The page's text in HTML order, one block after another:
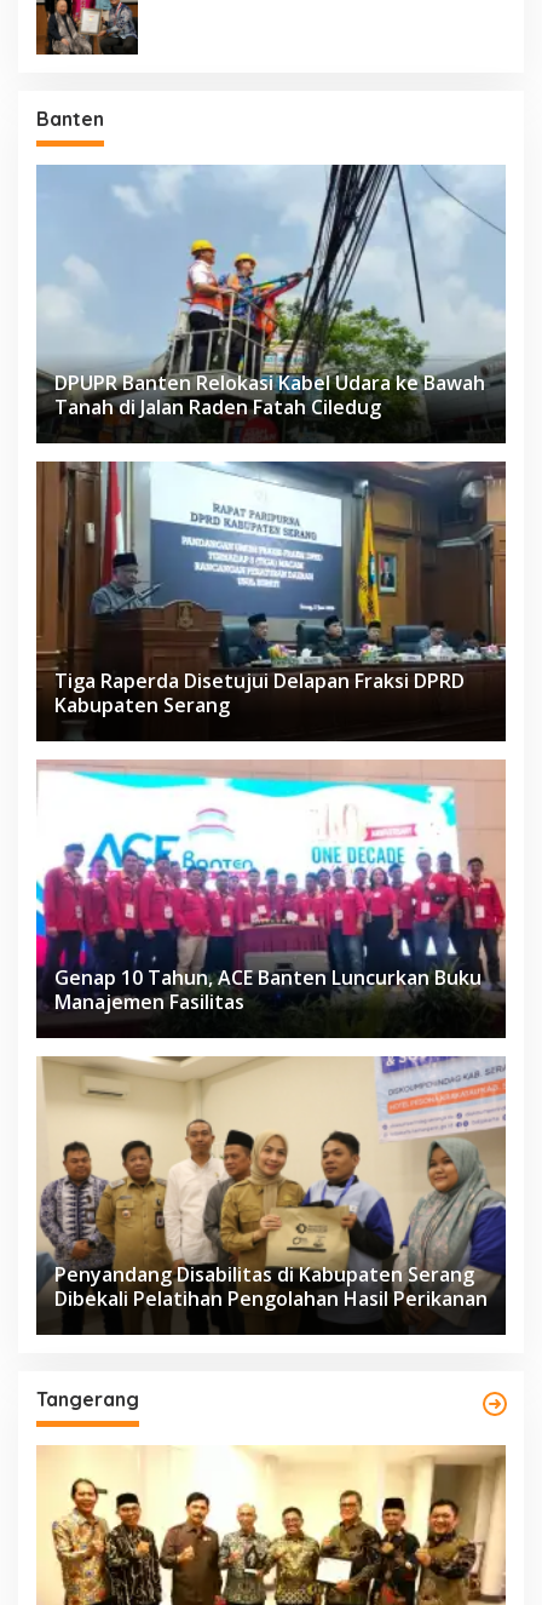
Banten
DPUPR Banten Relokasi Kabel Udara ke Bawah
Tanah di Jalan Raden Fatah Ciledug
Tiga Raperda Disetujui Delapan Fraksi DPRD
Kabupaten Serang
Genap 10 Tahun, ACE Banten Luncurkan Buku
Manajemen Fasilitas
Penyandang Disabilitas di Kabupaten Serang
Dibekali Pelatihan Pengolahan Hasil Perikanan
Tangerang